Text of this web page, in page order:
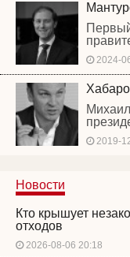
2024-
2019-
Новости
Кто крышует
отходов
2026-08-06 20:18